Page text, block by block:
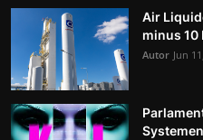
Air
minus 10
Autor Jun